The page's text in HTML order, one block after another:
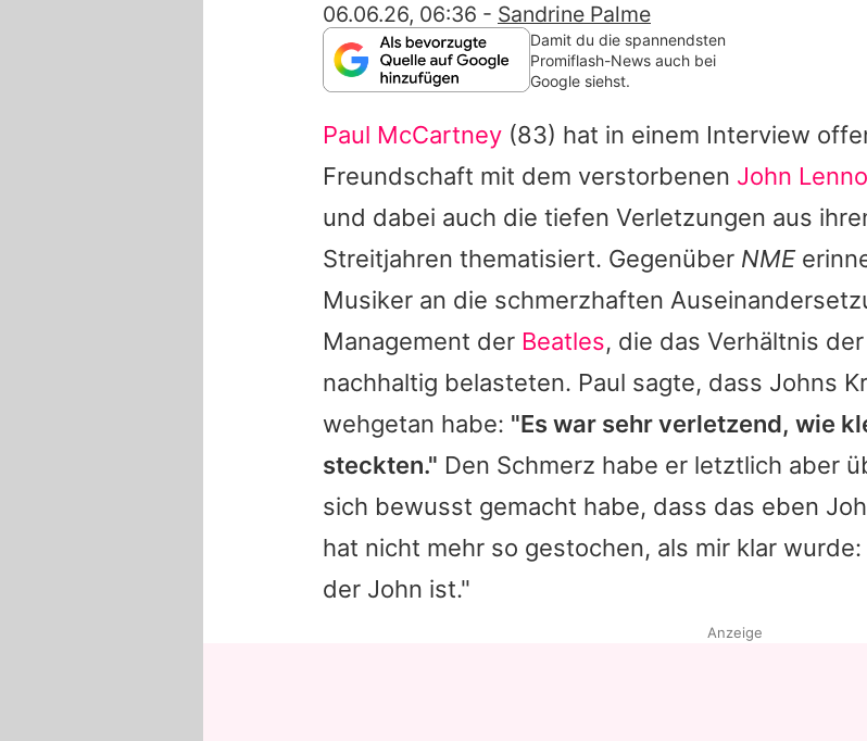
Familie & Liebe
App runterladen
Team
Redaktionelle Richtlinien
Impressum
Datenschutzerklärung
Nutzungsbedingungen
06.06.26, 06:36 - Sandrine Palme
Damit du die spannendsten
Promiflash-News auch bei
Google siehst.
Paul McCartney (83) hat in einem Interview
Freundschaft mit dem verstorbenen John
und dabei auch die tiefen Verletzungen aus
Streitjahren thematisiert. Gegenüber NME
Musiker an die schmerzhaften
Management der Beatles, die das Verhältnis
nachhaltig belasteten. Paul sagte, dass Johns
wehgetan habe: "Es war sehr verletzend, wie
steckten." Den Schmerz habe er letztlich aber
sich bewusst gemacht habe, dass das eben
hat nicht mehr so gestochen, als mir klar
der John ist."
Anzeige